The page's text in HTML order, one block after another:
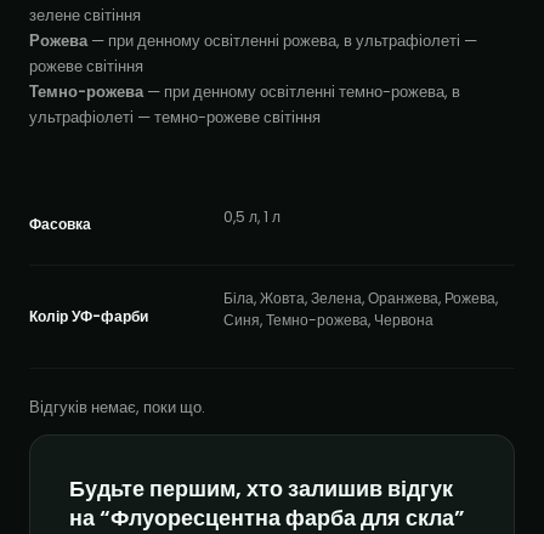
зелене світіння
Рожева— при денному освітленні рожева, в ультрафіолеті —
рожеве світіння
Темно-рожева— при денному освітленні темно-рожева, в
ультрафіолеті — темно-рожеве світіння
Фасовка 0,5 л, 1 л
Колір УФ-фарби
Біла, Жовта, Зелена, Оранжева, Рожева,
Синя, Темно-рожева, Червона
Відгуків немає, поки що.
Будьте першим, хто залишив відгук
на “Флуоресцентна фарба для скла”